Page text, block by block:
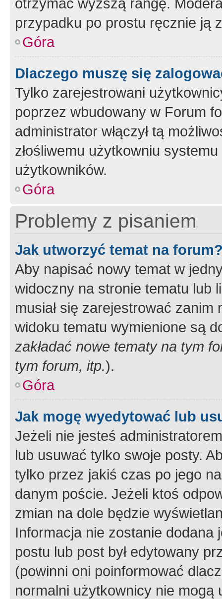
przypadku po prostu ręcznie ją
Góra
Dlaczego muszę się
Tylko zarejestrowani
poprzez wbudowany w Forum
administrator włączył tą
złośliwemu użytkowniu
użytkowników.
Góra
Problemy z pisaniem
Jak utworzyć temat na
Aby napisać nowy temat w
widoczny na stronie tematu lub
musiał się zarejestrować
widoku tematu wymienione są
zakładać nowe tematy na tym
tym forum, itp.).
Góra
Jak mogę wyedytować lub
Jeżeli nie jesteś
lub usuwać tylko swoje posty.
tylko przez jakiś czas po jego
danym poście. Jeżeli ktoś
zmian na dole będzie
Informacja nie zostanie dodana
postu lub post był edytowany
(powinni oni poinformować
normalni użytkownicy nie